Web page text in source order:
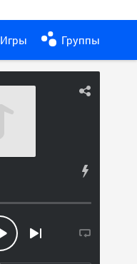
Игры Группы